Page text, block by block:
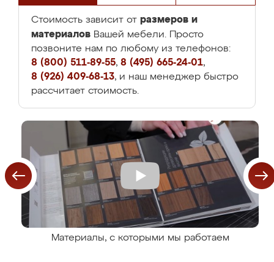
Стоимость зависит от размеров и
материалов Вашей мебели. Просто
позвоните нам по любому из телефонов:
8 (800) 511-89-55, 8 (495) 665-24-01,
8 (926) 409-68-13, и наш менеджер быстро
рассчитает стоимость.
Материалы, с которыми мы работаем